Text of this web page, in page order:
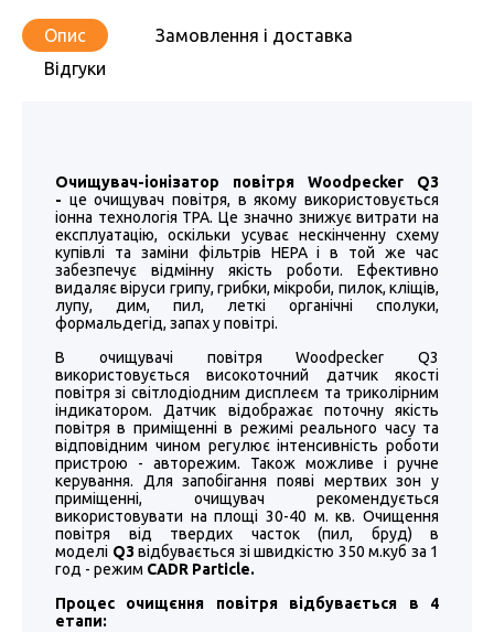
Опис
Замовлення і доставка
Відгуки
Очищувач-іонізатор повітря Woodpecker Q3
- це очищувач повітря, в якому використовується
іонна технологія TPA. Це значно знижує витрати на
експлуатацію, оскільки усуває нескінченну схему
купівлі та заміни фільтрів HEPA і в той же час
забезпечує відмінну якість роботи. Ефективно
видаляє віруси грипу, грибки, мікроби, пилок, кліщів,
лупу, дим, пил, леткі органічні сполуки,
формальдегід, запах у повітрі.
В очищувачі повітря Woodpecker Q3
використовується високоточний датчик якості
повітря зі світлодіодним дисплеєм та триколірним
індикатором. Датчик відображає поточну якість
повітря в приміщенні в режимі реального часу та
відповідним чином регулює інтенсивність роботи
пристрою - авторежим. Також можливе і ручне
керування. Для запобігання появі мертвих зон у
приміщенні, очищувач рекомендується
використовувати на площі 30-40 м. кв. Очищення
повітря від твердих часток (пил, бруд) в
моделі Q3 відбувається зі швидкістю 350 м.куб за 1
год - режим CADR Particle.
Процес очищєння повітря відбувається в 4
етапи: